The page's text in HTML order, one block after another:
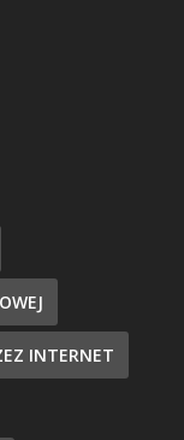
INTERNET